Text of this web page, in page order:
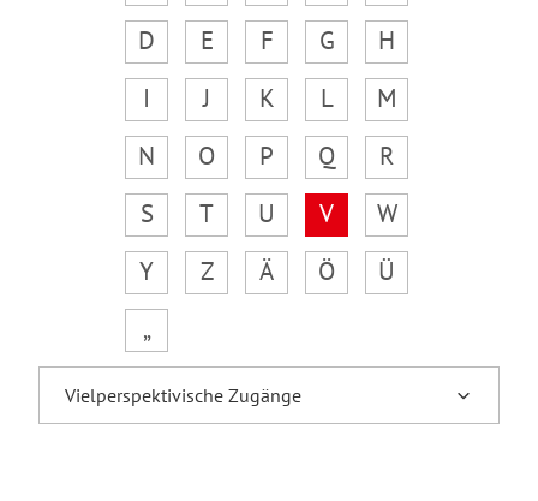
D
E F G
H
I
J K L
M
N
O P Q
R
S
T U V
W
Y
Z Ä Ö
Ü
„